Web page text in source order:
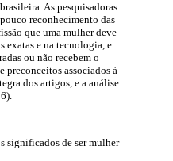
As pesquisadoras
reconhecimento das
que uma mulher deve
exatas e na tecnologia, e
ou não recebem o
preconceitos associados à
dos artigos, e a análise
significados de ser mulher